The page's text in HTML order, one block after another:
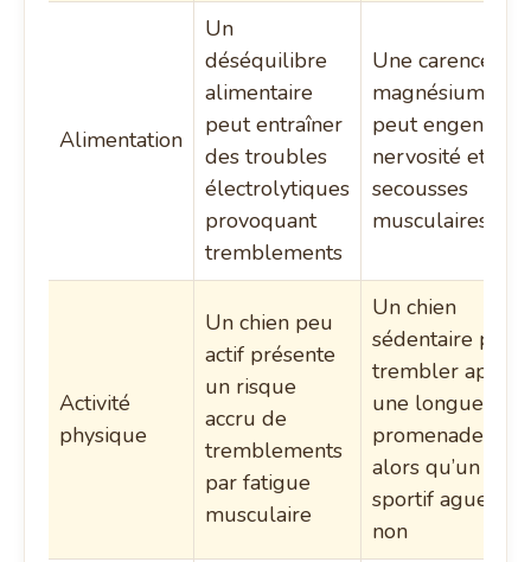
Alimentation
Un
déséquilibre
alimentaire
peut entraîner
des troubles
électrolytiques
provoquant
tremblements
Une carence en
magnésium
peut engendrer
nervosité et
secousses
musculaires
Activité
physique
Un chien peu
actif présente
un risque
accru de
tremblements
par fatigue
musculaire
Un chien
sédentaire peut
trembler après
une longue
promenade
alors qu’un
sportif aguerri
non